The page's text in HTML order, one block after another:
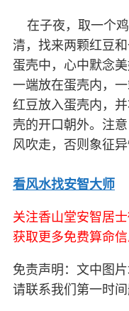
在子夜，取一个
清，找来两颗红豆
蛋壳中，心中默念
一端放在蛋壳内，
红豆放入蛋壳内，
壳的开口朝外。注
风吹走，否则象征异
看风水找安智大师
关注香山堂安智居士
获取更多免费算命
免责声明：文中图
请联系我们第一时间